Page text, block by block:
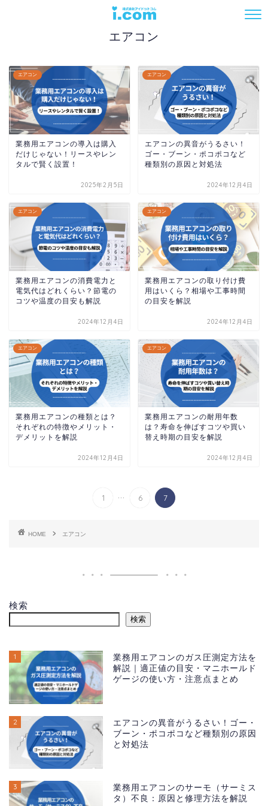
電話でお問い合わせ
― CATEGORY ―
エアコン
エアコン
業務用エアコンの導入は購入
だけじゃない！リースやレン
タルで賢く設置！
2025年2月5日
エアコン
エアコンの異音がうるさい！
ゴー・ブーン・ポコポコなど
種類別の原因と対処法
2024年12月4日
エアコン
業務用エアコンの消費電力と
電気代はどれくらい？節電の
コツや温度の目安も解説
2024年12月4日
エアコン
業務用エアコンの取り付け費
用はいくら？相場や工事時間
の目安を解説
2024年12月4日
エアコン
業務用エアコンの種類とは？
それぞれの特徴やメリット・
デメリットを解説
2024年12月4日
エアコン
業務用エアコンの耐用年数
は？寿命を伸ばすコツや買い
替え時期の目安を解説
2024年12月4日
1 ... 6 7
HOME エアコン
検索
検索
1
業務用エアコンのガス圧測定方法を
解説｜適正値の目安・マニホールド
ゲージの使い方・注意点まとめ
2
エアコンの異音がうるさい！ゴー・
ブーン・ポコポコなど種類別の原因
と対処法
3
業務用エアコンのサーモ（サーミス
タ）不良：原因と修理方法を解説